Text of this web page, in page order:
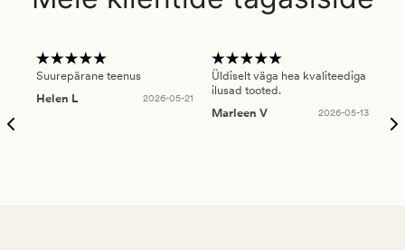
Suurepärane teenus
Helen L
2026-05-21
Üldiselt väga hea kvaliteediga
ilusad tooted.
Marleen V
2026-05-13